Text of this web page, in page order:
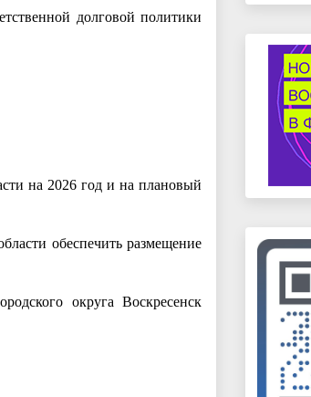
долговой политики
на 2026 год и на плановый
обеспечить размещение
округа Воскресенск